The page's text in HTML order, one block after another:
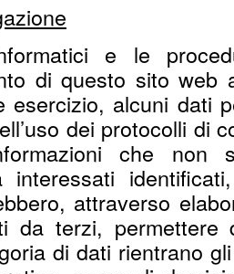
e le
di questo sito web
esercizio, alcuni dati
dei protocolli di
che non
interessati
attraverso
da terzi,
di dati rientrano